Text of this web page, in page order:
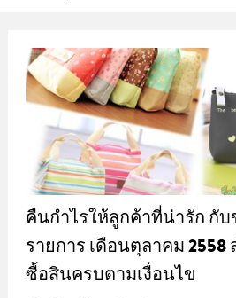
คืนกำไรให้ลูกค้าที่น่ารัก กั
รายการ เดือนตุลาคม
ซื้อสินครบตามเงื่อนไข